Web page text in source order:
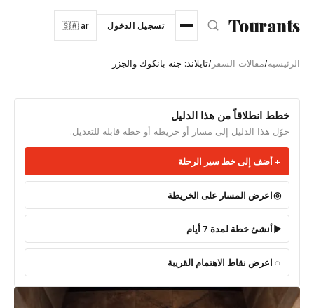
انتقل إلى المحتوى الرئيسي
Tourants تسجيل الدخول 🇸🇦 ar
الرئيسية/مقالات السفر /تايلاند: جنة بانكوك والجزر
خطط انطلاقاً من هذا الدليل
حوّل هذا الدليل إلى مسار أو خريطة أو خطة قابلة للتعديل.
أضف إلى خط سير الرحلة
اعرض المسار على الخريطة
أنشئ خطة لمدة 7 أيام
اعرض نقاط الاهتمام القريبة